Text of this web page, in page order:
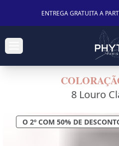
ENTREGA GRATUITA A
8 Louro
O 2º COM 50% DE